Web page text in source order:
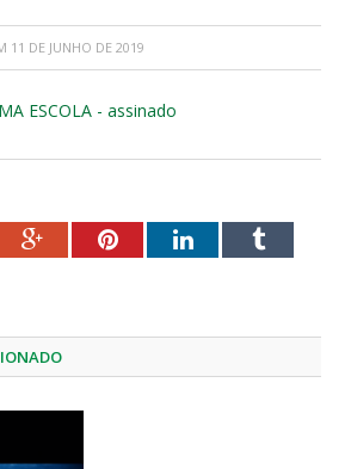
11 DE JUNHO DE 2019
ESCOLA - assinado
Google+PinterestLinkedInTumblr